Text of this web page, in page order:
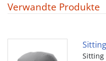
Verwandte Produkte
Sitting